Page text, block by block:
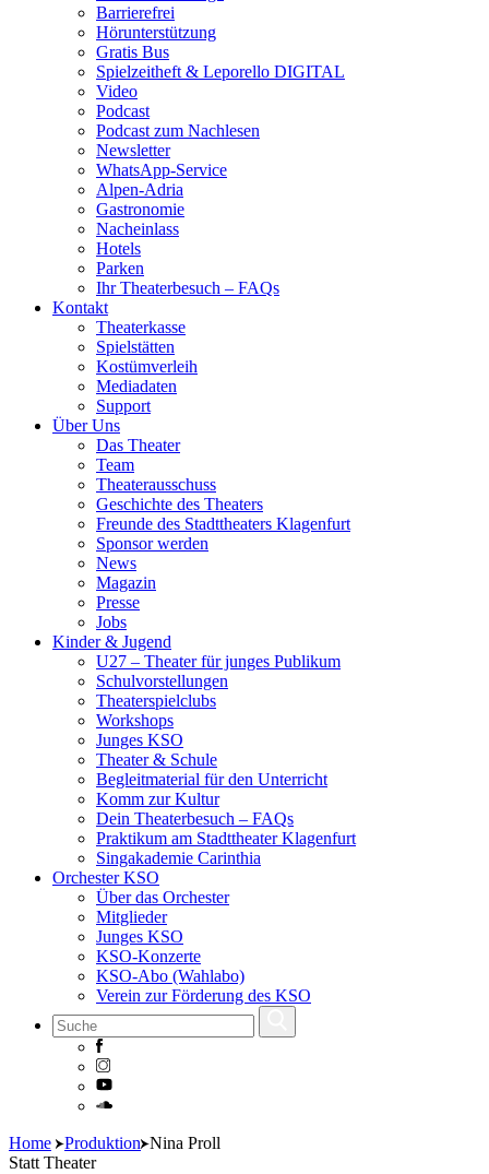
Barrierefrei
Hörunterstützung
Gratis Bus
Spielzeitheft & Leporello DIGITAL
Video
Podcast
Podcast zum Nachlesen
Newsletter
WhatsApp-Service
Alpen-Adria
Gastronomie
Nacheinlass
Hotels
Parken
Ihr Theaterbesuch – FAQs
Kontakt
Theaterkasse
Spielstätten
Kostümverleih
Mediadaten
Support
Über Uns
Das Theater
Team
Theaterausschuss
Geschichte des Theaters
Freunde des Stadttheaters Klagenfurt
Sponsor werden
News
Magazin
Presse
Jobs
Kinder & Jugend
U27 – Theater für junges Publikum
Schulvorstellungen
Theaterspielclubs
Workshops
Junges KSO
Theater & Schule
Begleitmaterial für den Unterricht
Komm zur Kultur
Dein Theaterbesuch – FAQs
Praktikum am Stadttheater Klagenfurt
Singakademie Carinthia
Orchester KSO
Über das Orchester
Mitglieder
Junges KSO
KSO-Konzerte
KSO-Abo (Wahlabo)
Verein zur Förderung des KSO
Skip
to
Home Produktion Nina Proll
Statt Theater